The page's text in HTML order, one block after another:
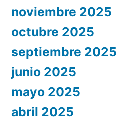
noviembre 2025
octubre 2025
septiembre 2025
junio 2025
mayo 2025
abril 2025